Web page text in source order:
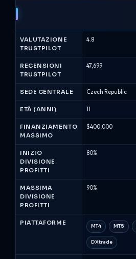
vs
Capital
tra
Società
di
Trading
2026)
VALUTAZIONE
TRUSTPILOT
4.8
RECENSIONI
TRUSTPILOT
47,699
SEDE CENTRALE Czech Republic
ETÀ (ANNI) 11
FINANZIAMENTO
MASSIMO
$400,000
INIZIO
DIVISIONE
PROFITTI
80%
MASSIMA
DIVISIONE
PROFITTI
90%
PIATTAFORME MT4 MT5
DXtrade